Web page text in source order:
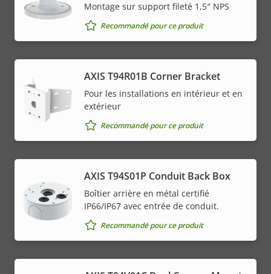
Montage sur support fileté 1,5″ NPS
Recommandé pour ce produit
AXIS T94R01B Corner Bracket
Pour les installations en intérieur et en
extérieur
Recommandé pour ce produit
AXIS T94S01P Conduit Back Box
Boîtier arrière en métal certifié
IP66/IP67 avec entrée de conduit.
Recommandé pour ce produit